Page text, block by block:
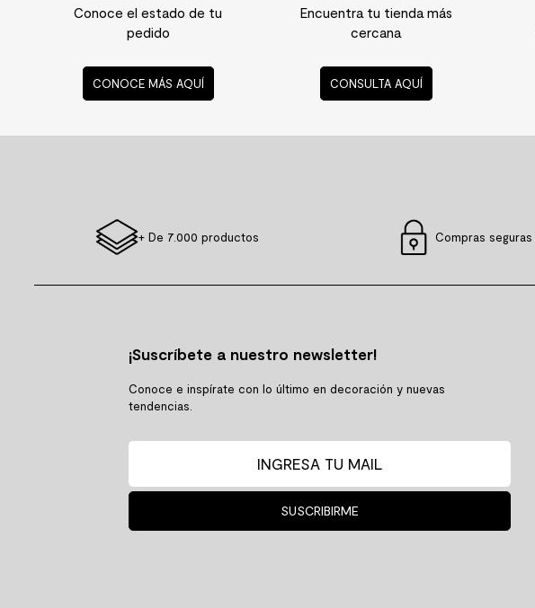
Conoce el estado de tu
pedido
CONOCE MÁS AQUÍ
Encuentra tu tienda más
cercana
CONSULTA AQUÍ
+ De 7.000 productos Compras seguras
¡Suscríbete a nuestro newsletter!
Conoce e inspírate con lo último en decoración y nuevas
tendencias.
SUSCRIBIRME